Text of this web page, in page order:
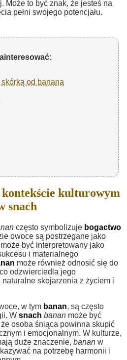
Może to być znak, że jesteś na
pełni swojego potencjału.
od banana
kulturowym
snach
często symbolizuje bogactwo
owoce są postrzegane jako
może być interpretowany jako
i materialnego
może również odnosić się do
odzwierciedla jego
naturalne skojarzenia z życiem i
w tym banan, są często
W snach banan może być
osoba śniąca powinna skupić
i emocjonalnym. W kulturze,
duże znaczenie, banan w
na potrzebę harmonii i